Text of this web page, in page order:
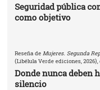
Seguridad pública
como objetivo
Reseña de Mujeres. Segunda
(Libélula Verde ediciones, 2026),
Donde nunca deben
silencio